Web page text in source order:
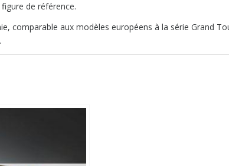
de référence.
comparable aux modèles européens à la série Grand